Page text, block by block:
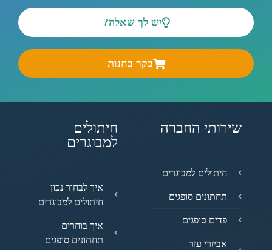
יש לך שאלה?
בקר בחנות
שירותי החברה
חיתולים למבוגרים
תחתונים סופגים
פדים סופגים
אביזרי עזר
חיתולים
למבוגרים
איך לבחור נכון
חיתולים למבוגרים
איך בוחרים
תחתונים סופגים